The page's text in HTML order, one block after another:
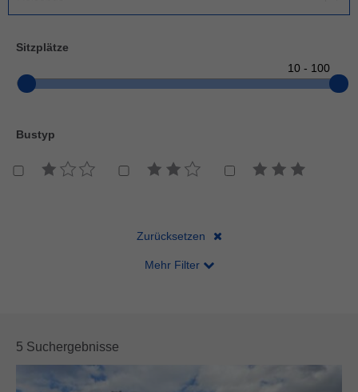
Sitzplätze
Bustyp
Zurücksetzen
Mehr Filter
5 Suchergebnisse